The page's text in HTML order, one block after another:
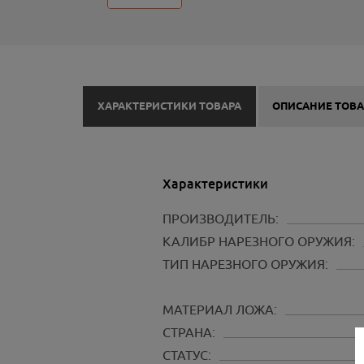
ХАРАКТЕРИСТИКИ ТОВАРА ОПИСАНИЕ
Характеристики
ПРОИЗВОДИТЕЛЬ:
КАЛИБР НАРЕЗНОГО ОРУЖИЯ:
ТИП НАРЕЗНОГО ОРУЖИЯ:
МАТЕРИАЛ ЛОЖА:
СТРАНА:
СТАТУС: